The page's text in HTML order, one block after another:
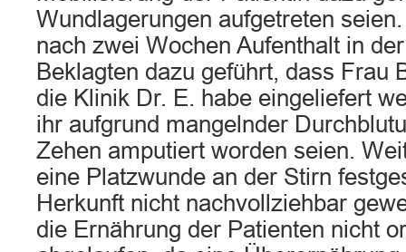
Wundlagerungen aufgetreten
nach zwei Wochen Aufenthalt in
Beklagten dazu geführt, dass Frau
die Klinik Dr. E. habe eingeliefert
ihr aufgrund mangelnder
Zehen amputiert worden seien.
eine Platzwunde an der Stirn
Herkunft nicht nachvollziehbar
die Ernährung der Patienten nicht